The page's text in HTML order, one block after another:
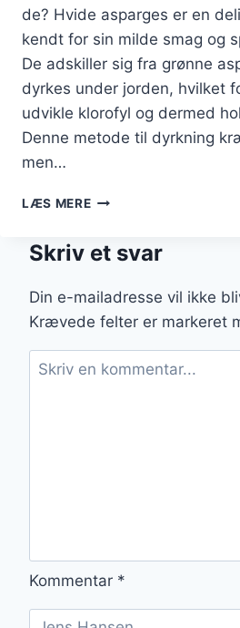
de? Hvide asparges er en
kendt for sin milde smag og
De adskiller sig fra grønne
dyrkes under jorden, hvilket
udvikle klorofyl og dermed
Denne metode til dyrkning
men…
LÆS MEREHVIDE
SMØR:
OG
VELSMAGENDE
Skriv et svar
Din e-mailadresse vil ikke
Krævede felter er markeret
Kommentar *